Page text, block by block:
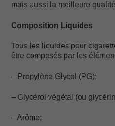
mais aussi la meilleure
Composition Liquides
Tous les liquides pour
être composés par les
– Propylène Glycol (PG);
– Glycérol végétal (ou
– Arôme;